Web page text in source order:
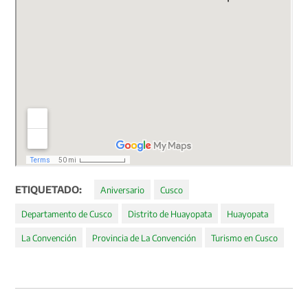
ETIQUETADO: Aniversario Cusco
Departamento de Cusco Distrito de Huayopata Huayopata
La Convención Provincia de La Convención Turismo en Cusco